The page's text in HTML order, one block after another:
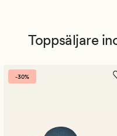
Toppsäljare
-30%